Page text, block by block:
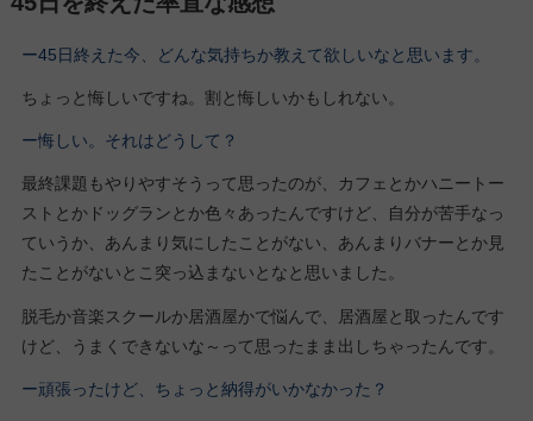
ー45日終えた今、どんな気持ちか教えて欲しいなと思います。
ちょっと悔しいですね。割と悔しいかもしれない。
ー悔しい。それはどうして？
最終課題もやりやすそうって思ったのが、カフェとかハニートー
ストとかドッグランとか色々あったんですけど、自分が苦手なっ
ていうか、あんまり気にしたことがない、あんまりバナーとか見
たことがないとこ突っ込まないとなと思いました。
脱毛か音楽スクールか居酒屋かで悩んで、居酒屋と取ったんです
けど、うまくできないな～って思ったまま出しちゃったんです。
ー頑張ったけど、ちょっと納得がいかなかった？